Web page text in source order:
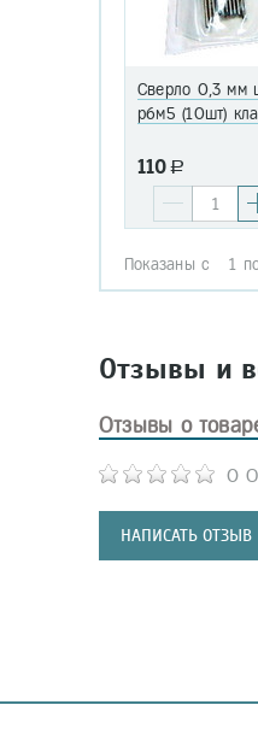
Сверло 0,3 мм
р6м5 (10шт)
110 a
Показаны с 1
Отзывы и
Отзывы о
0
НАПИСАТЬ ОТЗЫВ